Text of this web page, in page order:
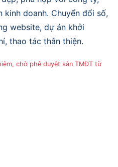
kinh doanh. Chuyển đổi số,
website, dự án khởi
thao tác thân thiện.
chờ phê duyệt sàn TMĐT từ